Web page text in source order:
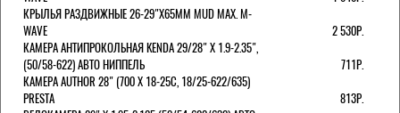
КРЫЛЬЯ РАЗДВИЖНЫЕ 26-29"Х65ММ MUD MAX. M-
WAVE
2 530Р.
КАМЕРА АНТИПРОКОЛЬНАЯ KENDA 29/28" Х 1.9-2.35",
(50/58-622) АВТО НИППЕЛЬ
711Р.
КАМЕРА AUTHOR 28" (700 Х 18-25С, 18/25-622/635)
PRESTA
813Р.